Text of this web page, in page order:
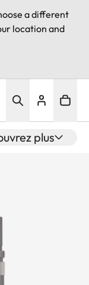
a different
location and
plus